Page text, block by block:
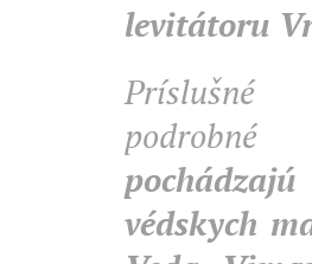
levitátoru
podrobné
védskych